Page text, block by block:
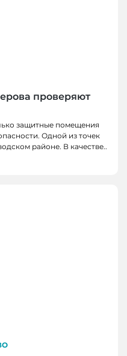
проверяют
защитные помещения
Одной из точек
районе. В качестве..